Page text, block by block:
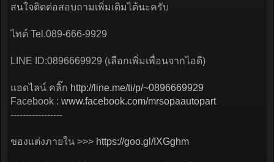
สนใจติดต่อสอบถามเพิ่มเติมได้นะครับ
ไทด์ Tel.089-666-9929
LINE ID:0896669929 (เลือกเพิ่มเพื่อนจากไอดี)
แอดไลน์ คลิ๊ก http://line.me/ti/p/~0896669929
Facebook : www.facebook.com/mrsopaautopart
-----------------
ของแต่งภายใน >>> https://goo.gl/IXGghm